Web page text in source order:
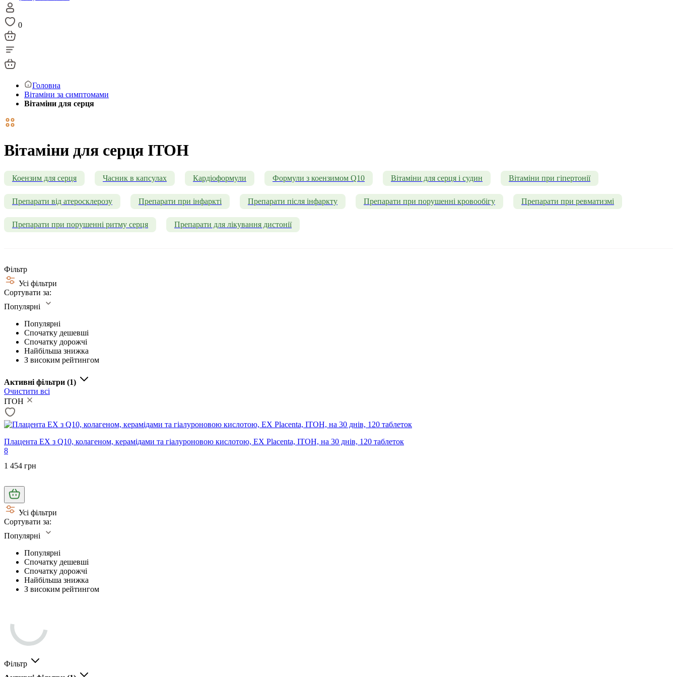
0
Головна
Вітаміни за симптомами
Вітаміни для серця
Вітаміни для серця ITOH
Коензим для серця Часник в капсулах Кардіоформули Формули з коензимом Q10 Вітаміни для серця і судин Вітаміни при гіпертонії
Препарати від атеросклерозу Препарати при інфаркті Препарати після інфаркту Препарати при порушенні кровообігу Препарати при ревматизмі
Препарати при порушенні ритму серця Препарати для лікування дистонії
Фільтр
Усі фільтри
Сортувати за:
Популярні
Популярні
Спочатку дешевші
Спочатку дорожчі
Найбільша знижка
З високим рейтингом
Активні фільтри (1)
Очистити всі
ITOH
Плацента EX з Q10, колагеном, керамідами та гіалуроновою кислотою, EX Placenta, ITOH, на 30 днів, 120 таблеток
8
1 454 грн
Усі фільтри
Сортувати за:
Популярні
Популярні
Спочатку дешевші
Спочатку дорожчі
Найбільша знижка
З високим рейтингом
Фільтр